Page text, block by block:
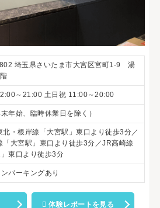
埼玉県さいたま市大宮区宮町1-9 湯
～21:00 土日祝 11:00～20:00
年始、臨時休業日を除く）
北・根岸線「大宮駅」東口より徒歩3分／
「大宮駅」東口より徒歩3分／JR高崎線
」東口より徒歩3分
パーキングあり
体験レポートを見る